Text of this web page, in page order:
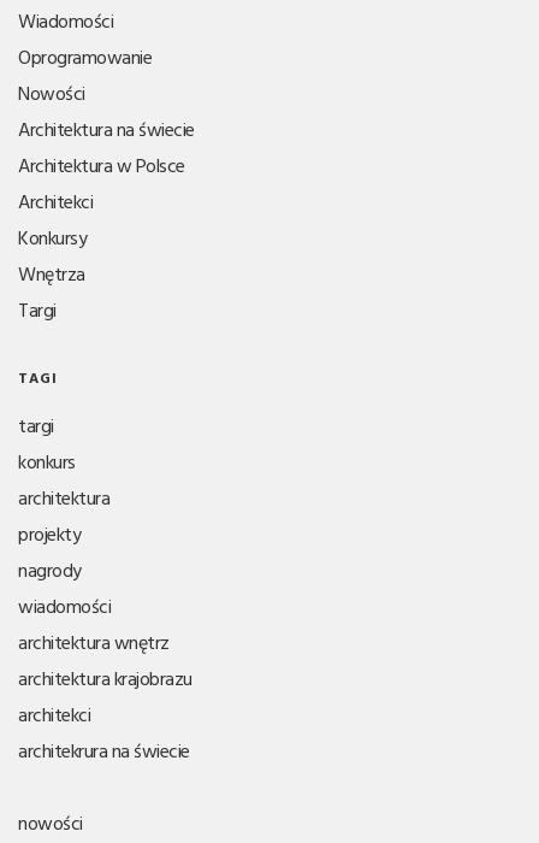
Wiadomości
Oprogramowanie
Nowości
Architektura na świecie
Architektura w Polsce
Architekci
Konkursy
Wnętrza
Targi
TAGI
targi
konkurs
architektura
projekty
nagrody
wiadomości
architektura wnętrz
architektura krajobrazu
architekci
architekrura na świecie
nowości